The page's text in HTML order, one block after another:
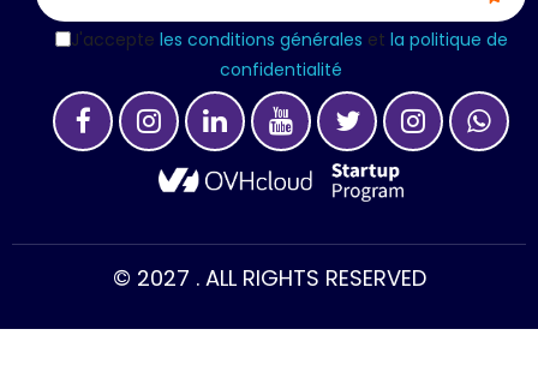
J'accepte les conditions générales et la politique de
confidentialité
© 2027 . ALL RIGHTS RESERVED